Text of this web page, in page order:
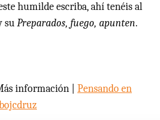
humilde escriba, ahí tenéis al
suPreparados, fuego, apunten.
información | Pensando en